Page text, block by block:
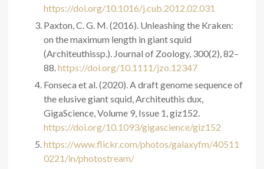
https://doi.org/10.1016/j.cub.2012.02.031
Paxton, C. G. M. (2016). Unleashing the Kraken:
on the maximum length in giant squid
(Architeuthissp.). Journal of Zoology, 300(2), 82–
88.https://doi.org/10.1111/jzo.12347
Fonseca et al. (2020). A draft genome sequence of
the elusive giant squid, Architeuthis dux,
GigaScience, Volume 9, Issue 1, giz152.
https://doi.org/10.1093/gigascience/giz152
https://www.flickr.com/photos/galaxyfm/40511
0221/in/photostream/